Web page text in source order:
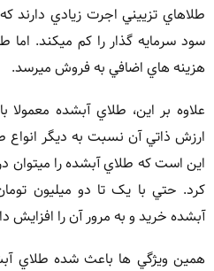
طلاهاي تزييني اجرت زيادي دارند
سود سرمايه گذار را کم ميکند.
هزينه هاي اضافي به فروش ميرسد.
ارزش ذاتي آن نسبت به ديگر انواع
اين است که طلاي آبشده را ميتوان
کرد. حتي با يک تا دو ميليون
آبشده خريد و به مرور آن را افزايش
همين ويژگي ها باعث شده طلاي